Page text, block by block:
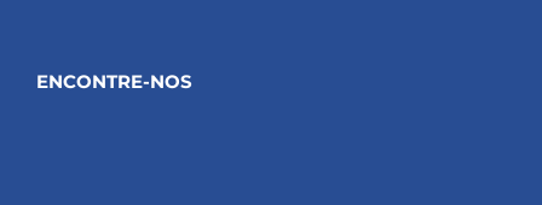
ENCONTRE-NOS